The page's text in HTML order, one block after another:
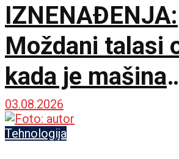
IZNENAĐENJA:
Moždani talasi
kada je mašina
pogrešila
03.08.2026
Tehnologija